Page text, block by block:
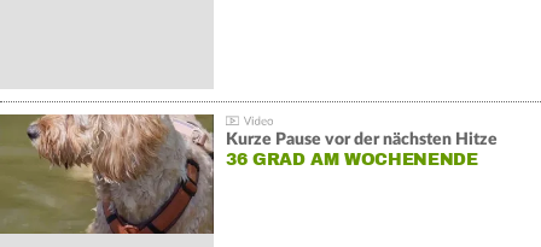
Kurze Pause vor der nächsten Hitze
36 GRAD AM WOCHENENDE